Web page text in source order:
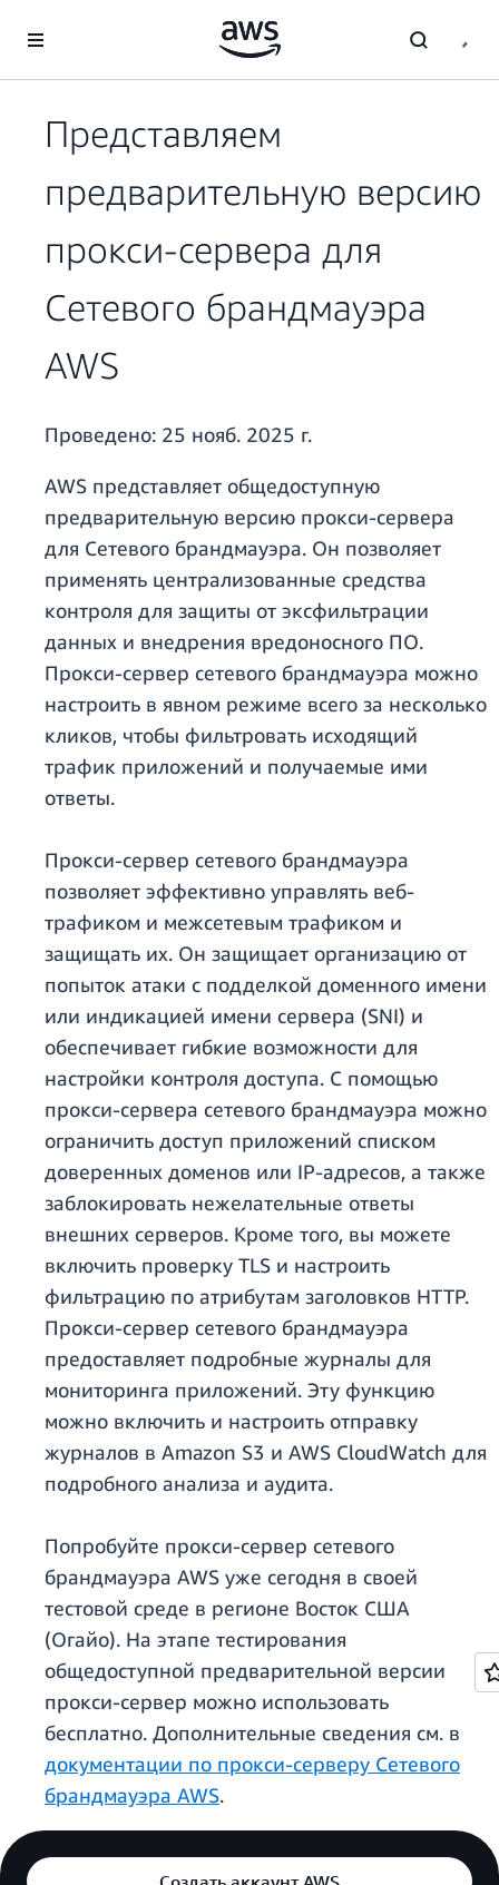
Перейти к главному контенту
Представляем
предварительную версию
прокси-сервера для
Сетевого брандмауэра
AWS
Проведено: 25 нояб. 2025 г.
AWS представляет общедоступную
предварительную версию прокси-сервера
для Сетевого брандмауэра. Он позволяет
применять централизованные средства
контроля для защиты от эксфильтрации
данных и внедрения вредоносного ПО.
Прокси-сервер сетевого брандмауэра можно
настроить в явном режиме всего за несколько
кликов, чтобы фильтровать исходящий
трафик приложений и получаемые ими
ответы.
Прокси-сервер сетевого брандмауэра
позволяет эффективно управлять веб-
трафиком и межсетевым трафиком и
защищать их. Он защищает организацию от
попыток атаки с подделкой доменного имени
или индикацией имени сервера (SNI) и
обеспечивает гибкие возможности для
настройки контроля доступа. С помощью
прокси-сервера сетевого брандмауэра можно
ограничить доступ приложений списком
доверенных доменов или IP-адресов, а также
заблокировать нежелательные ответы
внешних серверов. Кроме того, вы можете
включить проверку TLS и настроить
фильтрацию по атрибутам заголовков HTTP.
Прокси-сервер сетевого брандмауэра
предоставляет подробные журналы для
мониторинга приложений. Эту функцию
можно включить и настроить отправку
журналов в Amazon S3 и AWS CloudWatch для
подробного анализа и аудита.
Попробуйте прокси-сервер сетевого
брандмауэра AWS уже сегодня в своей
тестовой среде в регионе Восток США
(Огайо). На этапе тестирования
общедоступной предварительной версии
прокси-сервер можно использовать
бесплатно. Дополнительные сведения см. в
документации по прокси-серверу Сетевого
брандмауэра AWS.